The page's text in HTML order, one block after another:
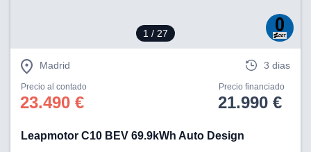
la
y
sitio
este
1 / 27
Madrid 3 dias
Precio al contado
23.490 €
Precio financiado
21.990 €
Leapmotor C10 BEV 69.9kWh Auto Design